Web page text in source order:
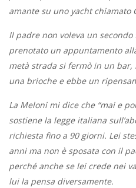
amante su uno yacht chiamato
Il padre non voleva un
prenotato un appuntamento
metà strada si fermò in un bar,
una brioche e ebbe un
La Meloni mi dice che “mai e
sostiene la legge italiana
richiesta fino a 90 giorni. Lei
anni ma non è sposata con il
perché anche se lei crede nei
lui la pensa diversamente.